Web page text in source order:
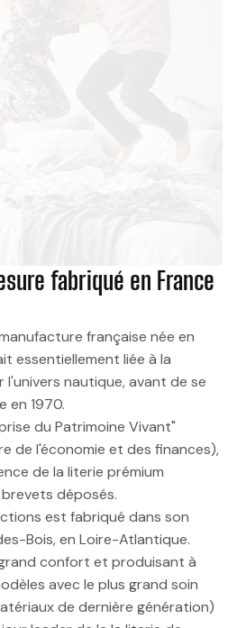
fabriqué en France
française née en
essentiellement liée à la
nautique, avant de se
en 1970.
du Patrimoine Vivant"
de l'économie et des finances),
de la literie prémium
déposés.
est fabriqué dans son
Bois, en Loire-Atlantique.
confort et produisant à
avec le plus grand soin
de dernière génération)